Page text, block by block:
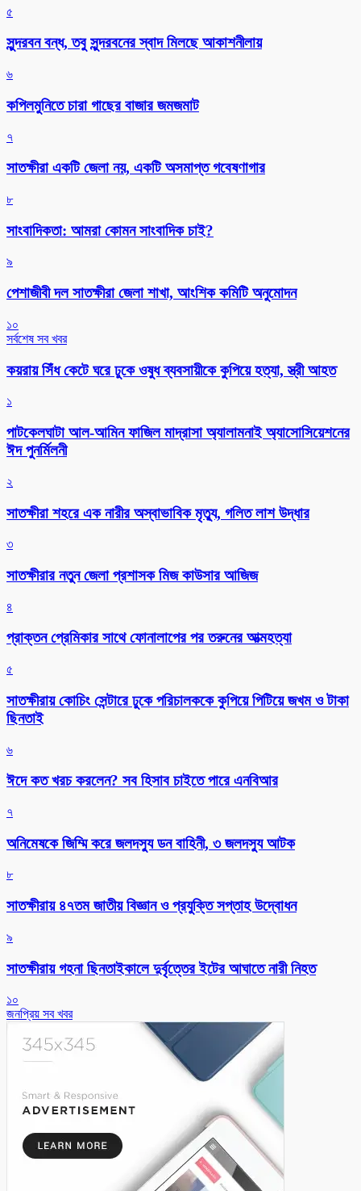
৫
সুন্দরবন বন্ধ, তবু সুন্দরবনের স্বাদ মিলছে আকাশনীলায়
৬
কপিলমুনিতে চারা গাছের বাজার জমজমাট
৭
সাতক্ষীরা একটি জেলা নয়, একটি অসমাপ্ত গবেষণাগার
৮
সাংবাদিকতা: আমরা কোমন সাংবাদিক চাই?
৯
পেশাজীবী দল সাতক্ষীরা জেলা শাখা, আংশিক কমিটি অনুমোদন
১০
সর্বশেষ সব খবর
কয়রায় সিঁধ কেটে ঘরে ঢুকে ওষুধ ব্যবসায়ীকে কুপিয়ে হত্যা, স্ত্রী আহত
১
পাটকেলঘাটা আল-আমিন ফাজিল মাদ্রাসা অ্যালামনাই অ্যাসোসিয়েশনের
ঈদ পুনর্মিলনী
২
সাতক্ষীরা শহরে এক নারীর অস্বাভাবিক মৃত্যু, গলিত লাশ উদ্ধার
৩
সাতক্ষীরার নতুন জেলা প্রশাসক মিজ কাউসার আজিজ
৪
প্রাক্তন প্রেমিকার সাথে ফোনালাপের পর তরুনের আত্মহত্যা
৫
সাতক্ষীরায় কোচিং সেন্টারে ঢুকে পরিচালককে কুপিয়ে পিটিয়ে জখম ও টাকা
ছিনতাই
৬
ঈদে কত খরচ করলেন? সব হিসাব চাইতে পারে এনবিআর
৭
অনিমেষকে জিম্মি করে জলদস্যু ডন বাহিনী, ৩ জলদস্যু আটক
৮
সাতক্ষীরায় ৪৭তম জাতীয় বিজ্ঞান ও প্রযুক্তি সপ্তাহ উদ্বোধন
৯
সাতক্ষীরায় গহনা ছিনতাইকালে দুর্বৃত্তের ইটের আঘাতে নারী নিহত
১০
জনপ্রিয় সব খবর